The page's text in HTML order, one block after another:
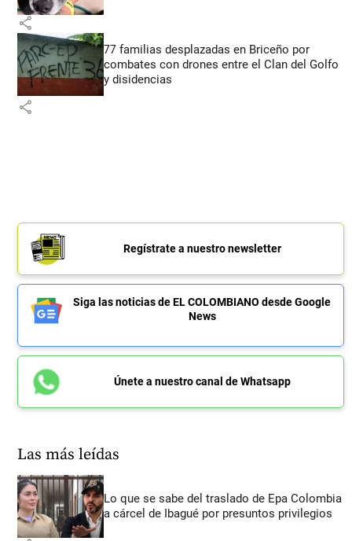
share
77 familias desplazadas en Briceño por
combates con drones entre el Clan del Golfo
y disidencias
share
Regístrate a nuestro newsletter
Siga las noticias de EL COLOMBIANO desde Google
News
Únete a nuestro canal de Whatsapp
Las más leídas
Lo que se sabe del traslado de Epa Colombia
a cárcel de Ibagué por presuntos privilegios